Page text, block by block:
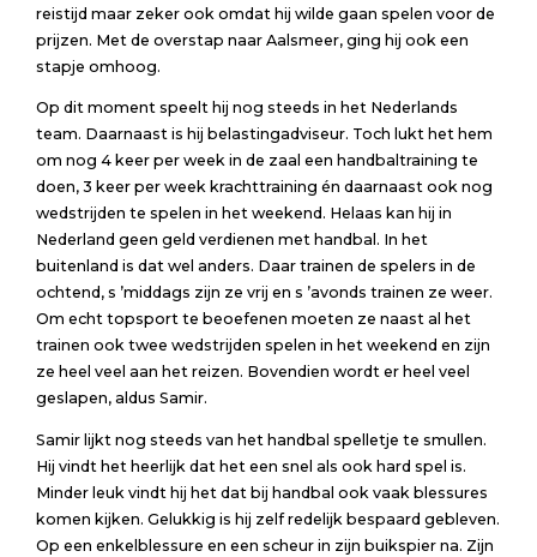
reistijd maar zeker ook omdat hij wilde gaan spelen voor de
prijzen. Met de overstap naar Aalsmeer, ging hij ook een
stapje omhoog.
Op dit moment speelt hij nog steeds in het Nederlands
team. Daarnaast is hij belastingadviseur. Toch lukt het hem
om nog 4 keer per week in de zaal een handbaltraining te
doen, 3 keer per week krachttraining én daarnaast ook nog
wedstrijden te spelen in het weekend. Helaas kan hij in
Nederland geen geld verdienen met handbal. In het
buitenland is dat wel anders. Daar trainen de spelers in de
ochtend, s ’middags zijn ze vrij en s ’avonds trainen ze weer.
Om echt topsport te beoefenen moeten ze naast al het
trainen ook twee wedstrijden spelen in het weekend en zijn
ze heel veel aan het reizen. Bovendien wordt er heel veel
geslapen, aldus Samir.
Samir lijkt nog steeds van het handbal spelletje te smullen.
Hij vindt het heerlijk dat het een snel als ook hard spel is.
Minder leuk vindt hij het dat bij handbal ook vaak blessures
komen kijken. Gelukkig is hij zelf redelijk bespaard gebleven.
Op een enkelblessure en een scheur in zijn buikspier na. Zijn